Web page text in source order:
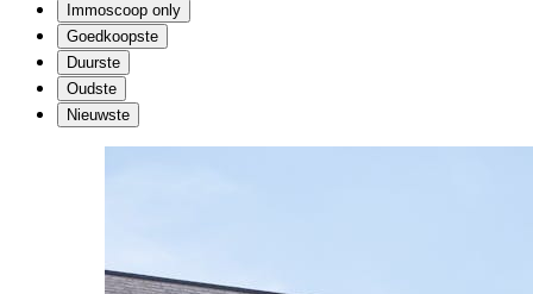
Immoscoop only
Goedkoopste
Duurste
Oudste
Nieuwste